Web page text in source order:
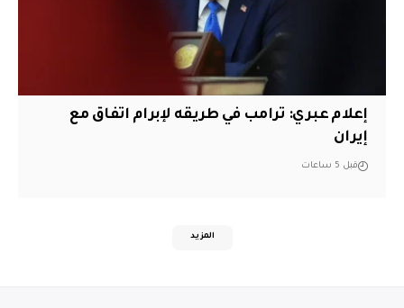
إعلام عبري: ترامب في طريقه لإبرام اتفاق مع
إيران
قبل 5 ساعات
المزيد